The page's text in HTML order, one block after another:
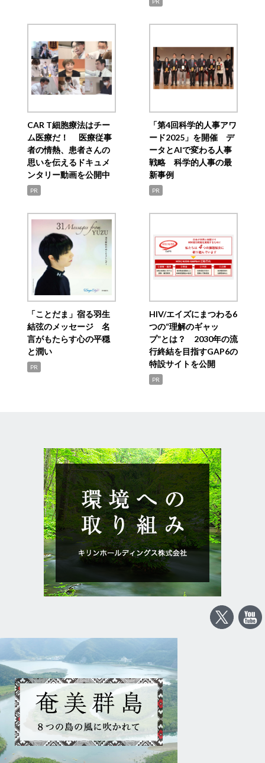
CAR T細胞療法はチー
ム医療だ！ 医療従事
者の情熱、患者さんの
思いを伝えるドキュメ
ンタリー動画を公開中
PR
「第4回科学的人事アワ
ード2025」を開催 デ
ータとAIで変わる人事
戦略 科学的人事の最
新事例
PR
「ことだま」宿る羽生
結弦のメッセージ 名
言がもたらす心の平穏
と潤い
PR
HIV/エイズにまつわる6
つの“理解のギャッ
プ”とは？ 2030年の流
行終結を目指すGAP6の
特設サイトを公開
PR